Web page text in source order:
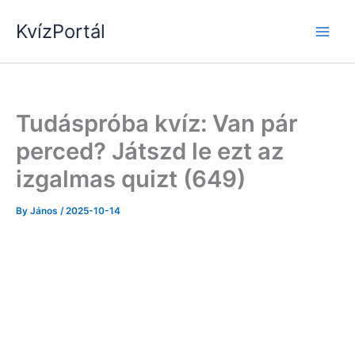
KvízPortál
Tudáspróba kvíz: Van pár
perced? Játszd le ezt az
izgalmas quizt (649)
By János /2025-10-14